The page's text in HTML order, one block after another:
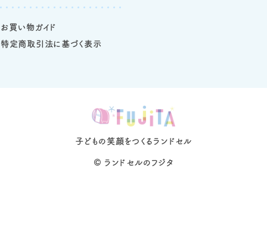
お買い物ガイド
特定商取引法に基づく表示
子どもの笑顔をつくるランドセル
© ランドセルのフジタ